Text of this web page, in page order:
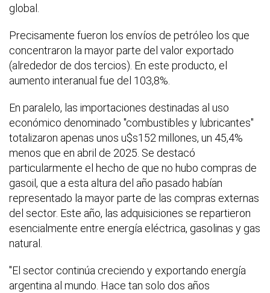
global.
Precisamente fueron los envíos de petróleo los que
concentraron la mayor parte del valor exportado
(alrededor de dos tercios). En este producto, el
aumento interanual fue del 103,8%.
En paralelo, las importaciones destinadas al uso
económico denominado "combustibles y lubricantes"
totalizaron apenas unos u$s152 millones, un 45,4%
menos que en abril de 2025. Se destacó
particularmente el hecho de que no hubo compras de
gasoil, que a esta altura del año pasado habían
representado la mayor parte de las compras externas
del sector. Este año, las adquisiciones se repartieron
esencialmente entre energía eléctrica, gasolinas y gas
natural.
"El sector continúa creciendo y exportando energía
argentina al mundo. Hace tan solo dos años